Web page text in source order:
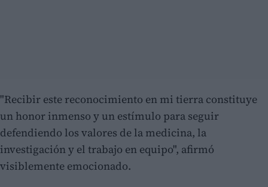
"Recibir este reconocimiento en mi tierra constituye
un honor inmenso y un estímulo para seguir
defendiendo los valores de la medicina, la
investigación y el trabajo en equipo", afirmó
visiblemente emocionado.